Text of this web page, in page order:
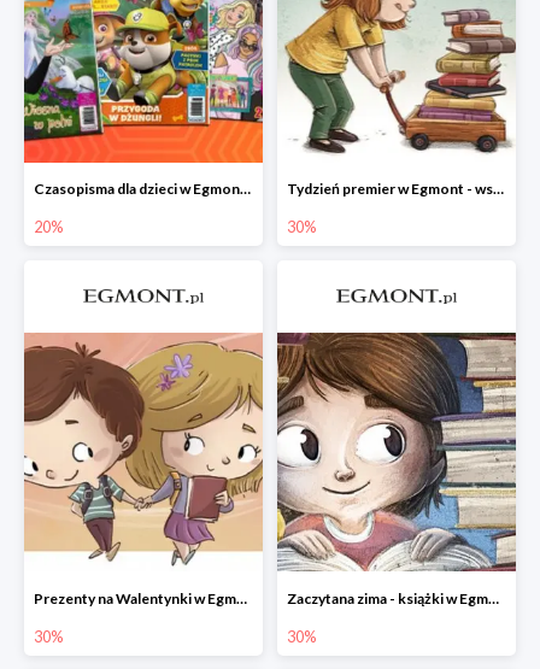
Czasopisma dla dzieci w Egmont do -20%
20%
Tydzień premier w Egmont - wszystko -30%
30%
Prezenty na Walentynki w Egmont do -30%
30%
Zaczytana zima - książki w Egmont -30%
30%